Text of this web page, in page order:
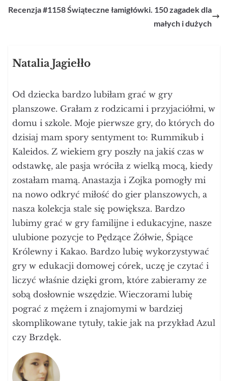
Recenzja #1158 Świąteczne łamigłówki. 150 zagadek dla
małych i dużych
Natalia Jagiełło
Od dziecka bardzo lubiłam grać w gry
planszowe. Grałam z rodzicami i przyjaciółmi, w
domu i szkole. Moje pierwsze gry, do których do
dzisiaj mam spory sentyment to: Rummikub i
Kaleidos. Z wiekiem gry poszły na jakiś czas w
odstawkę, ale pasja wróciła z wielką mocą, kiedy
zostałam mamą. Anastazja i Zojka pomogły mi
na nowo odkryć miłość do gier planszowych, a
nasza kolekcja stale się powiększa. Bardzo
lubimy grać w gry familijne i edukacyjne, nasze
ulubione pozycje to Pędzące Żółwie, Śpiące
Królewny i Kakao. Bardzo lubię wykorzystywać
gry w edukacji domowej córek, uczę je czytać i
liczyć właśnie dzięki grom, które zabieramy ze
sobą dosłownie wszędzie. Wieczorami lubię
pograć z mężem i znajomymi w bardziej
skomplikowane tytuły, takie jak na przykład Azul
czy Brzdęk.